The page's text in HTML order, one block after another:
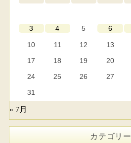
3 4 5 6
10 11 12 13
17
18 19 20
24
25 26 27
31
« 7月
カテゴリー